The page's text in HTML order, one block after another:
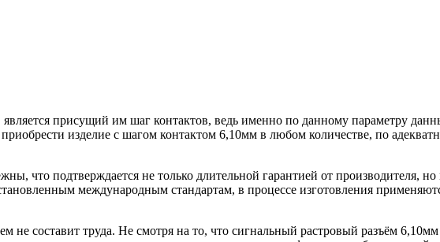
присущий им шаг контактов, ведь именно по данному параметру
изделие с шагом контактом 6,10мм в любом количестве, по
что подтверждается не только длительной гарантией от производителя,
международным стандартам, в процессе изготовления
не составит труда. Не смотря на то, что сигнальный растровый разъём